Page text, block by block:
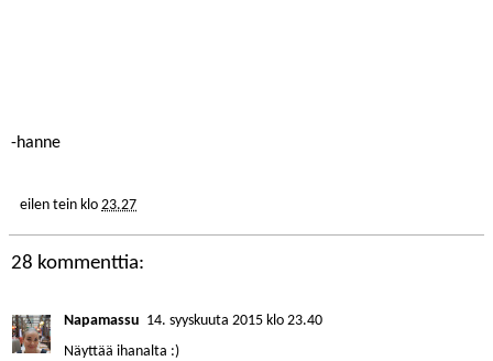
-hanne
eilen tein klo 23.27
28 kommenttia:
Napamassu 14. syyskuuta 2015 klo 23.40
Näyttää ihanalta :)